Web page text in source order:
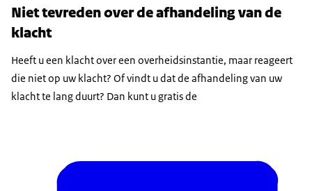
Niet tevreden over de afhandeling van de
klacht
Heeft u een klacht over een overheidsinstantie, maar reageert
die niet op uw klacht? Of vindt u dat de afhandeling van uw
klacht te lang duurt? Dan kunt u gratis de